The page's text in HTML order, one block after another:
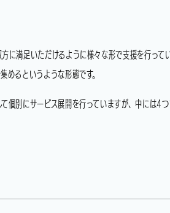
に満足いただけるように様々な形で支援を行っ
めるというような形態です。
個別にサービス展開を行っていますが、中には4